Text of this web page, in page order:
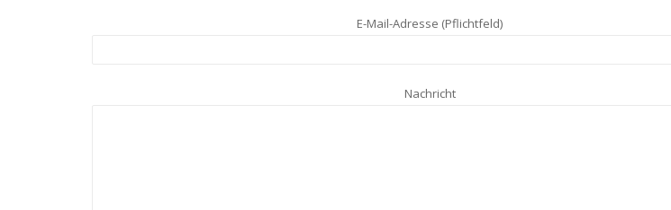
E-Mail-Adresse (Pflichtfeld)
Nachricht